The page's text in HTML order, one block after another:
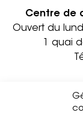
Centre de
Ouvert du
1 quai